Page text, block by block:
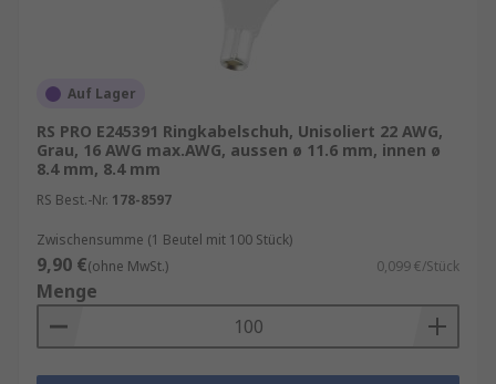
Auf Lager
RS PRO E245391 Ringkabelschuh, Unisoliert 22 AWG,
Grau, 16 AWG max.AWG, aussen ø 11.6 mm, innen ø
8.4 mm, 8.4 mm
RS Best.-Nr. 178-8597
Zwischensumme (1 Beutel mit 100 Stück)
9,90 €(ohne MwSt.) 0,099 €/Stück
Menge